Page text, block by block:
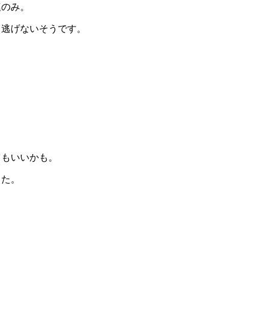
み。
げないそうです。
いいかも。
。